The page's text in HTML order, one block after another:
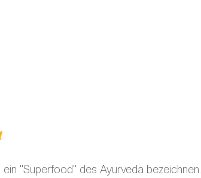
"Superfood" des Ayurveda bezeichnen.